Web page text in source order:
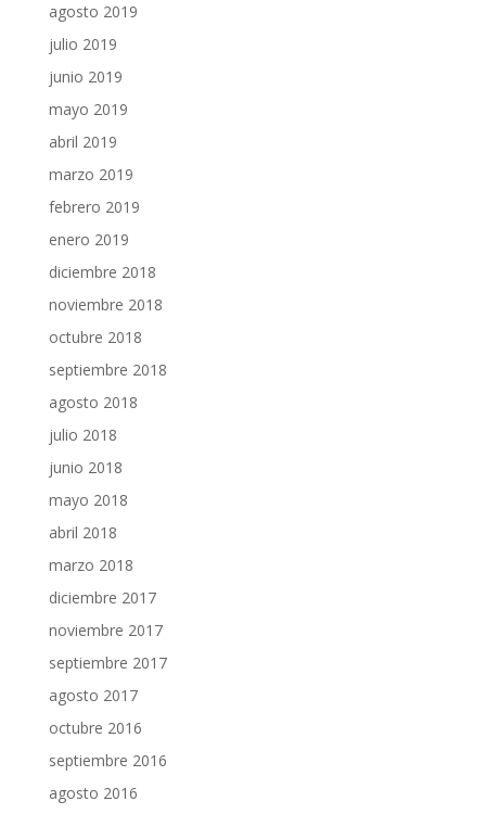
agosto 2019
julio 2019
junio 2019
mayo 2019
abril 2019
marzo 2019
febrero 2019
enero 2019
diciembre 2018
noviembre 2018
octubre 2018
septiembre 2018
agosto 2018
julio 2018
junio 2018
mayo 2018
abril 2018
marzo 2018
diciembre 2017
noviembre 2017
septiembre 2017
agosto 2017
octubre 2016
septiembre 2016
agosto 2016